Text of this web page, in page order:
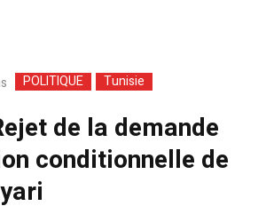
POLITIQUE Tunisie
de la demande
conditionnelle de